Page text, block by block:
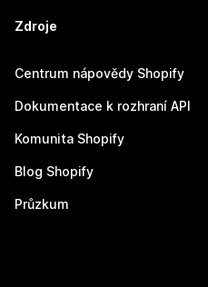
Zdroje
Centrum nápovědy Shopify
Dokumentace k rozhraní API
Komunita Shopify
Blog Shopify
Průzkum